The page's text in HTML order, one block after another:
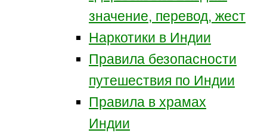
значение, перевод, жест
Наркотики в Индии
Правила безопасности
путешествия по Индии
Правила в храмах
Индии